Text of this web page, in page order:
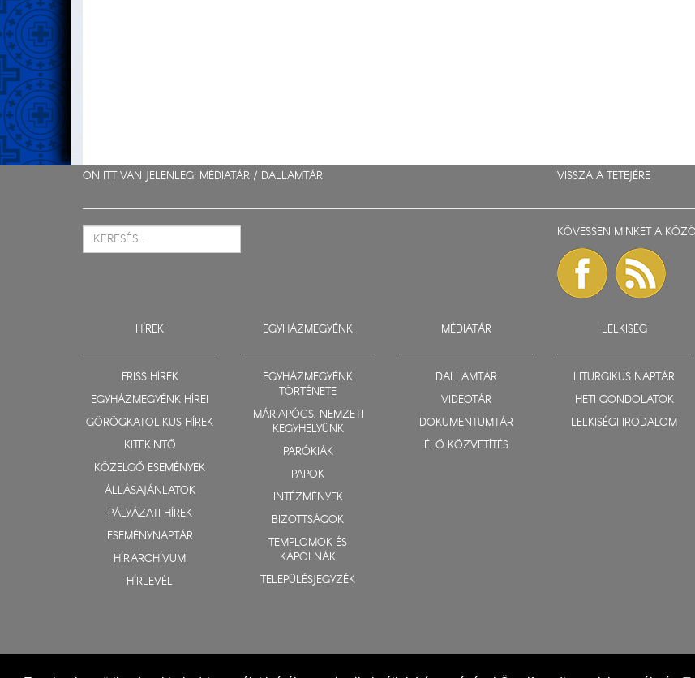
ÖN ITT VAN JELENLEG: MÉDIATÁR / DALLAMTÁR VISSZA A TETEJÉRE
KÖVESSEN MINKET A
HÍREK
FRISS HÍREK
EGYHÁZMEGYÉNK HÍREI
GÖRÖGKATOLIKUS HÍREK
KITEKINTŐ
KÖZELGŐ ESEMÉNYEK
ÁLLÁSAJÁNLATOK
PÁLYÁZATI HÍREK
ESEMÉNYNAPTÁR
HÍRARCHÍVUM
HÍRLEVÉL
EGYHÁZMEGYÉNK
EGYHÁZMEGYÉNK
TÖRTÉNETE
MÁRIAPÓCS, NEMZETI
KEGYHELYÜNK
PARÓKIÁK
PAPOK
INTÉZMÉNYEK
BIZOTTSÁGOK
TEMPLOMOK ÉS
KÁPOLNÁK
TELEPÜLÉSJEGYZÉK
MÉDIATÁR
DALLAMTÁR
VIDEOTÁR
DOKUMENTUMTÁR
ÉLŐ KÖZVETÍTÉS
LELKISÉG
LITURGIKUS NAPTÁR
HETI GONDOLATOK
LELKISÉGI IRODALOM